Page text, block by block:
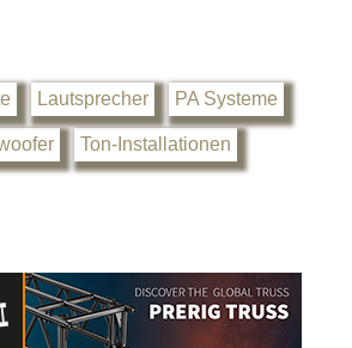
Lautsprecher PA Systeme
Ton-Installationen